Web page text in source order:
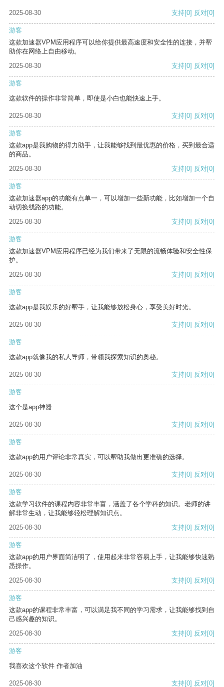
2025-08-30 支持[0] 反对[0]
游客
这款加速器VPM应用程序可以给你提供最高速度和安全性的连接，并帮
助你在网络上自由移动。
2025-08-30
支持[0] 反对[0]
游客
这款软件的操作非常简单，即使是小白也能快速上手。
2025-08-30 支持[0] 反对[0]
游客
这款app是我购物的得力助手，让我能够找到最优惠的价格，买到最合适
的商品。
2025-08-30
支持[0] 反对[0]
游客
这款加速器app的功能有点单一，可以增加一些新功能，比如增加一个自
动切换线路的功能。
2025-08-30
支持[0] 反对[0]
游客
这款加速器VPM应用程序已经为我们带来了无限的流畅体验和安全性保
护。
2025-08-30
支持[0] 反对[0]
游客
这款app是我娱乐的好帮手，让我能够放松身心，享受美好时光。
2025-08-30 支持[0] 反对[0]
游客
这款app就像我的私人导师，带领我探索知识的奥秘。
2025-08-30 支持[0] 反对[0]
游客
这个是app神器
2025-08-30 支持[0] 反对[0]
游客
这款app的用户评论非常真实，可以帮助我做出更准确的选择。
2025-08-30 支持[0] 反对[0]
游客
这款学习软件的课程内容非常丰富，涵盖了各个学科的知识。老师的讲
解非常生动，让我能够轻松理解知识点。
2025-08-30
支持[0] 反对[0]
游客
这款app的用户界面简洁明了，使用起来非常容易上手，让我能够快速熟
悉操作。
2025-08-30
支持[0] 反对[0]
游客
这款app的课程非常丰富，可以满足我不同的学习需求，让我能够找到自
己感兴趣的知识。
2025-08-30
支持[0] 反对[0]
游客
我喜欢这个软件 作者加油
2025-08-30 支持[0] 反对[0]